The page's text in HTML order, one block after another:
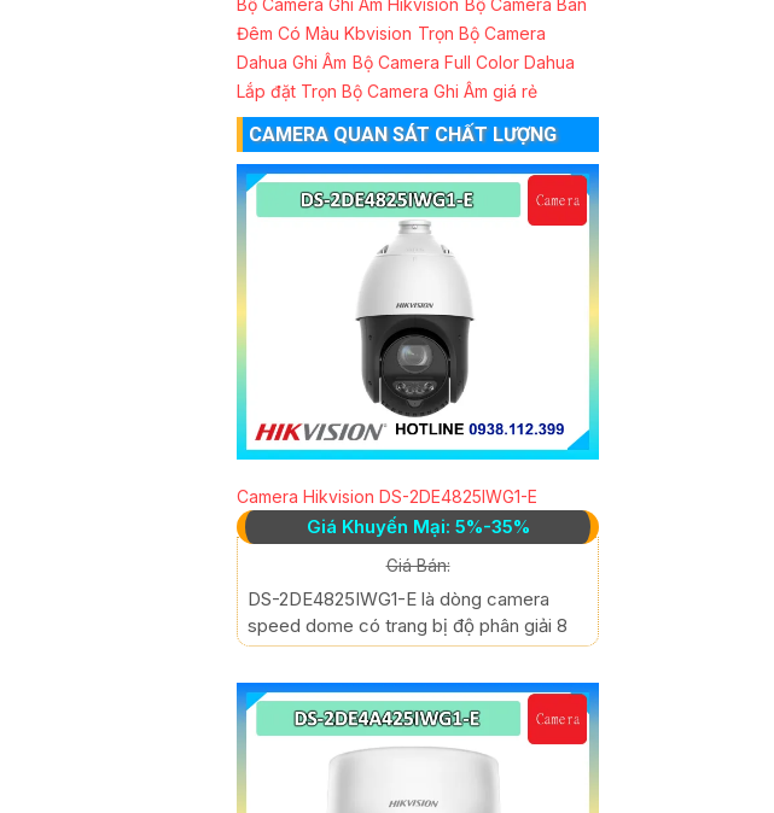
Đêm Có Màu Kbvision Trọn Bộ Camera
Dahua Ghi Âm Bộ Camera Full Color Dahua
Lắp đặt Trọn Bộ Camera Ghi Âm giá rẻ
CAMERA QUAN SÁT CHẤT LƯỢNG
Camera Hikvision DS-2DE4825IWG1-E
Giá Khuyến Mại: 5%-35%
Giá Bán:
DS-2DE4825IWG1-E là dòng camera
speed dome có trang bị độ phân giải 8